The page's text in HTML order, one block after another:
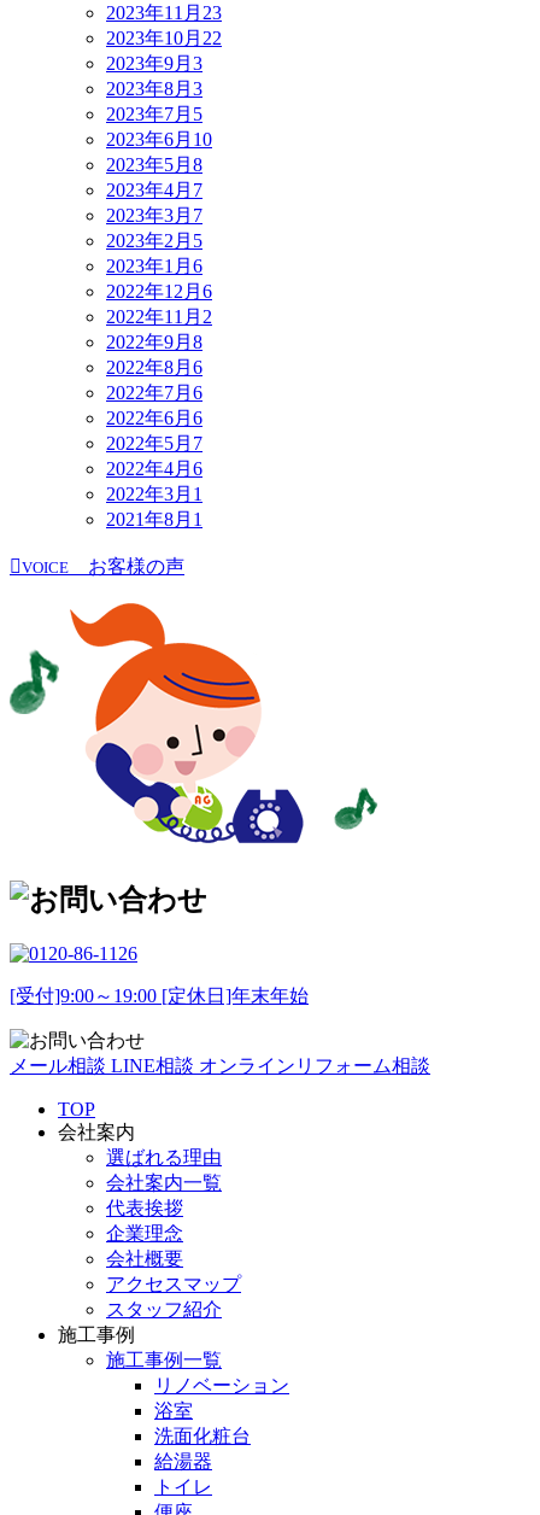
2023年11月 23
2023年10月 22
2023年9月 3
2023年8月 3
2023年7月 5
2023年6月 10
2023年5月 8
2023年4月 7
2023年3月 7
2023年2月 5
2023年1月 6
2022年12月 6
2022年11月 2
2022年9月 8
2022年8月 6
2022年7月 6
2022年6月 6
2022年5月 7
2022年4月 6
2022年3月 1
2021年8月 1
VOICE お客様の声
[受付]9:00～19:00 [定休日]年末年始
メール相談 LINE相談 オンラインリフォーム相談
TOP
会社案内
選ばれる理由
会社案内一覧
代表挨拶
企業理念
会社概要
アクセスマップ
スタッフ紹介
施工事例
施工事例一覧
リノベーション
浴室
洗面化粧台
給湯器
トイレ